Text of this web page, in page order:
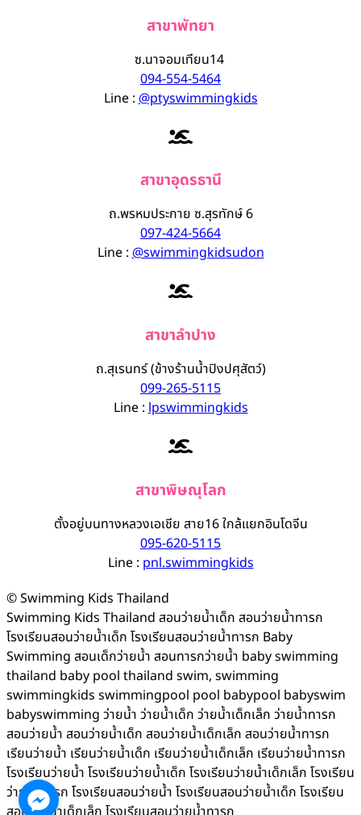
สาขาพัทยา
ซ.นาจอมเทียน14
094-554-5464
Line : @ptyswimmingkids
สาขาอุดรธานี
ถ.พรหมประกาย ซ.สุรทักษ์ 6
097-424-5664
Line :@swimmingkidsudon
สาขาลำปาง
ถ.สุเรนทร์ (ข้างร้านน้ำปิงปศุสัตว์)
099-265-5115
Line :lpswimmingkids
สาขาพิษณุโลก
ตั้งอยู่บนทางหลวงเอเชีย สาย16 ใกล้แยกอินโดจีน
095-620-5115
Line : pnl.swimmingkids
© Swimming Kids Thailand
Swimming Kids Thailand สอนว่ายน้ำเด็ก สอนว่ายน้ำทารก
โรงเรียนสอนว่ายน้ำเด็ก โรงเรียนสอนว่ายน้ำทารก Baby
Swimming สอนเด็กว่ายน้ำ สอนทารกว่ายน้ำ baby swimming
thailand baby pool thailand swim, swimming
swimmingkids swimmingpool pool babypool babyswim
babyswimming ว่ายน้ำ ว่ายน้ำเด็ก ว่ายน้ำเด็กเล็ก ว่ายน้ำทารก
สอนว่ายน้ำ สอนว่ายน้ำเด็ก สอนว่ายน้ำเด็กเล็ก สอนว่ายน้ำทารก
เรียนว่ายน้ำ เรียนว่ายน้ำเด็ก เรียนว่ายน้ำเด็กเล็ก เรียนว่ายน้ำทารก
โรงเรียนว่ายน้ำ โรงเรียนว่ายน้ำเด็ก โรงเรียนว่ายน้ำเด็กเล็ก โรงเรียน
ว่ายน้ำทารก โรงเรียนสอนว่ายน้ำ โรงเรียนสอนว่ายน้ำเด็ก โรงเรียน